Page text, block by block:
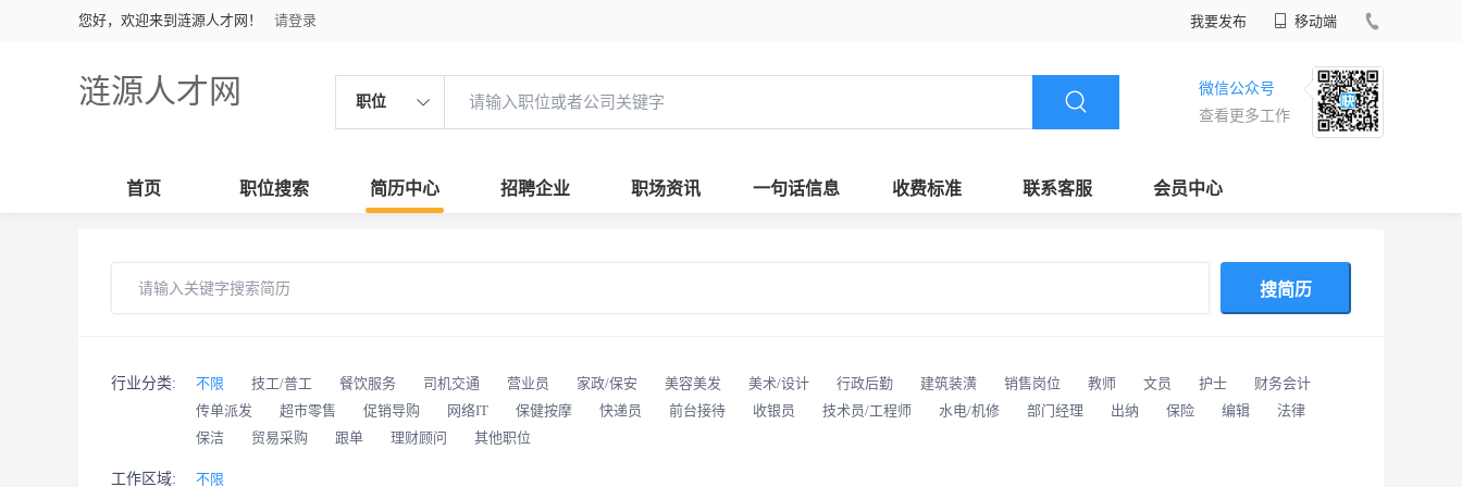
您好，欢迎来到涟源人才网！ 请登录 我要发布 移动端
涟源人才网 职位
微信公众号
查看更多工作
首页 职位搜索 简历中心 招聘企业 职场资讯 一句话信息 收费标准 联系客服 会员中心
搜简历
行业分类: 不限 技工/普工 餐饮服务 司机交通 营业员 家政/保安 美容美发 美术/设计 行政后勤 建筑装潢 销售岗位 教师 文员 护士
财务会计
传单派发
超市零售 促销导购 网络IT 保健按摩 快递员 前台接待 收银员 技术员/工程师 水电/机修 部门经理 出纳 保险 编辑
法律
保洁
贸易采购 跟单 理财顾问 其他职位
工作区域: 不限